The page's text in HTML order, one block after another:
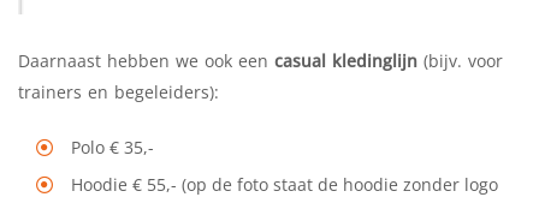
Daarnaast hebben we ook een casual kledinglijn (bijv. voor
trainers en begeleiders):
Polo € 35,-
Hoodie € 55,- (op de foto staat de hoodie zonder logo